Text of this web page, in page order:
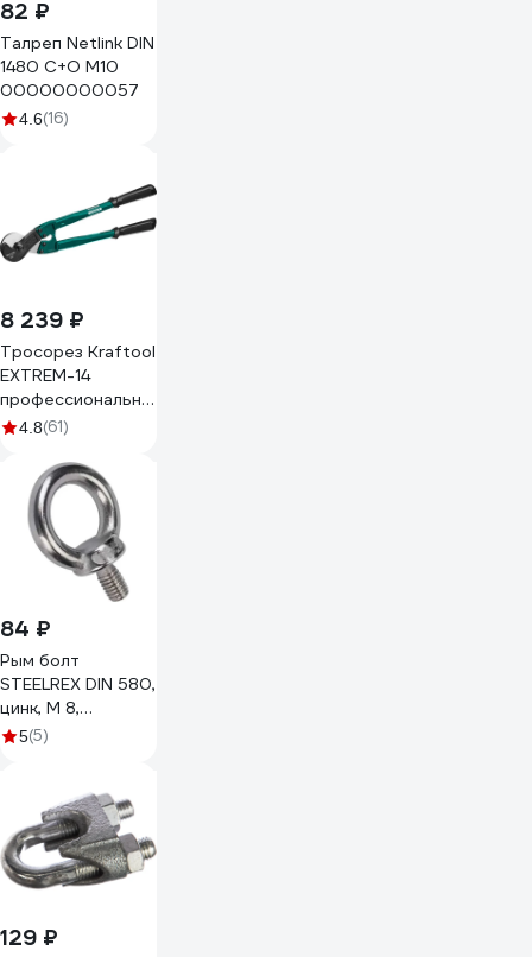
82 ₽
Талреп Netlink DIN
1480 C+O M10
00000000057
4.6(16)
8 239 ₽
Тросорез Kraftool
EXTREM-14
профессиональный,
600 мм 23339-60
4.8(61)
84 ₽
Рым болт
STEELREX DIN 580,
цинк, М 8,
упаковка 1 шт.
5(5)
129 ₽